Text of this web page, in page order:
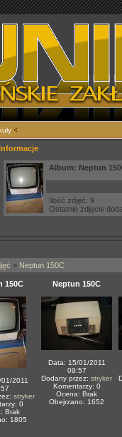
Album: Neptun
Ilość zdjęć: 9
Ostatnie zdjęcie
> Neptun 150C
150C
2011
stryker
0
Brak
1805
Neptun 150C
Data: 15/01/2011
09:57
Dodany przez: stryker
Komentarzy: 0
Ocena: Brak
Obejrzano: 1652